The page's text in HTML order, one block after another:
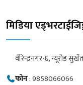
मिडिया
वीरेन्द्रनगर-६, न्यूरोड
फोन:9858066066